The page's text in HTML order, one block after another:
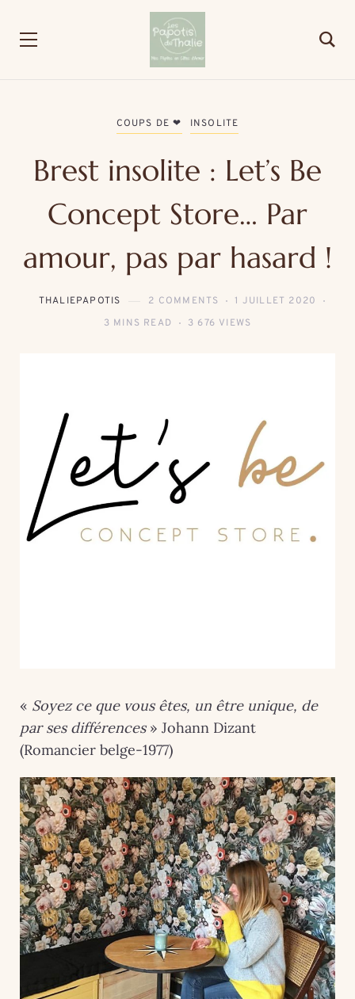
COUPS DE ❤ INSOLITE
Brest insolite : Let’s Be
Concept Store… Par
amour, pas par hasard !
THALIEPAPOTIS 2 COMMENTS
1 JUILLET 2020
3 MINS READ
3 676 VIEWS
« Soyez ce que vous êtes, un être unique, de
par ses différences» Johann Dizant
(Romancier belge-1977)